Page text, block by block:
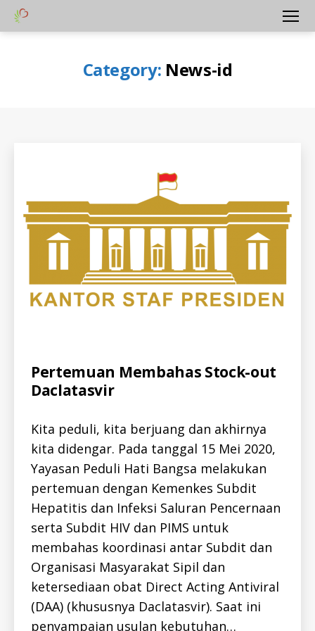
Yayasan
Menu
Category: News-id
Categories
A
L
L
-
H
E
P
C
-
I
D
K
E
G
I
A
T
A
N
N
E
W
Pertemuan Membahas Stock-out
Daclatasvir
Kita peduli, kita berjuang dan akhirnya
kita didengar. Pada tanggal 15 Mei 2020,
Yayasan Peduli Hati Bangsa melakukan
pertemuan dengan Kemenkes Subdit
Hepatitis dan Infeksi Saluran Pencernaan
serta Subdit HIV dan PIMS untuk
membahas koordinasi antar Subdit dan
Organisasi Masyarakat Sipil dan
ketersediaan obat Direct Acting Antiviral
(DAA) (khususnya Daclatasvir). Saat ini
penyampaian usulan kebutuhan…
a
a
,
a
l
a
t
s
v
ir
h
e
p